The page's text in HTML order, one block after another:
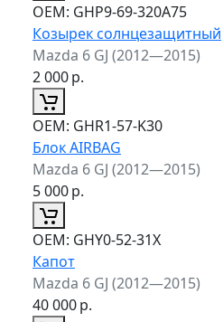
ОЕМ: GHP9-69-320A75
Козырек солнцезащитный
Mazda 6 GJ (2012—2015)
2 000р.
ОЕМ: GHR1-57-K30
Блок AIRBAG
Mazda 6 GJ (2012—2015)
5 000р.
ОЕМ: GHY0-52-31X
Капот
Mazda 6 GJ (2012—2015)
40 000р.